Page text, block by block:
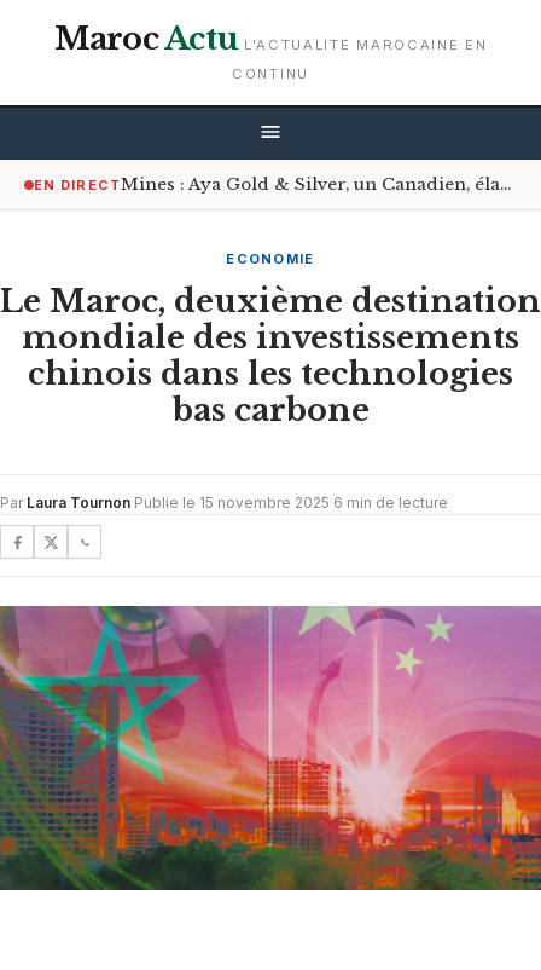
MarocActu L'ACTUALITE MAROCAINE EN
CONTINU
EN DIRECT Mines : Aya Gold & Silver, un Canadien, élargit son portefeuille avec trois nouveaux projets d’exploration au Maroc
ECONOMIE
Le Maroc, deuxième destination
mondiale des investissements
chinois dans les technologies
bas carbone
Par Laura Tournon·Publie le 15 novembre 2025·6 min de lecture